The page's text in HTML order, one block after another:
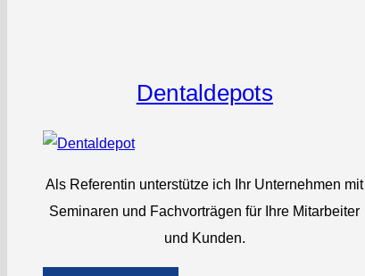
Dentaldepots
Als Referentin unterstütze ich Ihr Unternehmen mit
Seminaren und Fachvorträgen für Ihre Mitarbeiter
und Kunden.